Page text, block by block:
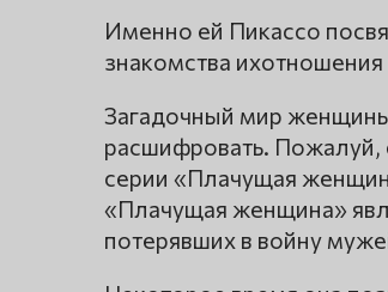
Именно ей Пикассо
знакомства
Загадочный мир
расшифровать. Пожалуй,
серии «Плачущая
«Плачущая женщина»
потерявших в войну